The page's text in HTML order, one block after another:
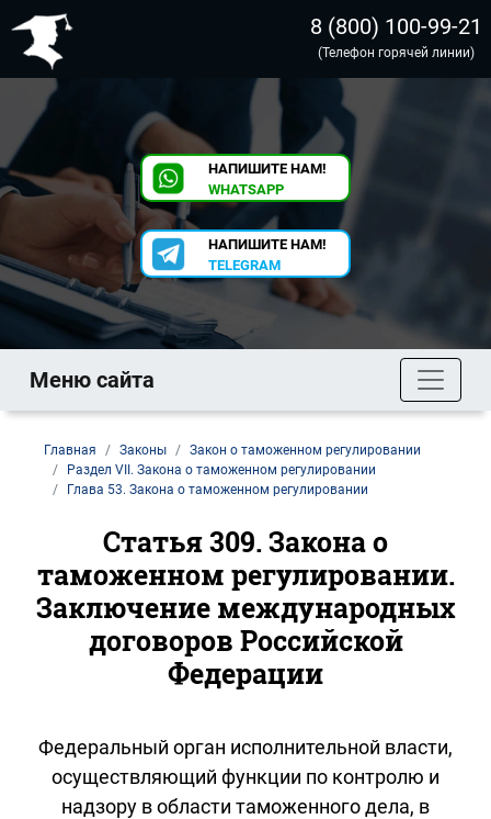
8 (800) 100-99-21
(Телефон горячей линии)
НАПИШИТЕ НАМ!
WHATSAPP
НАПИШИТЕ НАМ!
TELEGRAM
Меню сайта
Главная Законы
Закон о таможенном регулировании
Раздел VII. Закона о таможенном регулировании
Глава 53. Закона о таможенном регулировании
Статья 309. Закона о
таможенном регулировании.
Заключение международных
договоров Российской
Федерации
Федеральный орган исполнительной власти,
осуществляющий функции по контролю и
надзору в области таможенного дела, в